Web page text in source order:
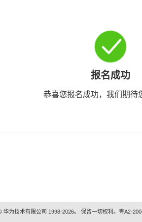
报名成功
恭喜您报名成功，我们期待
华为技术有限公司 1998-2026。 保留一切权利。粤A2-